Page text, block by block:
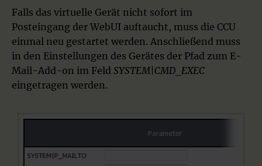
Falls das virtuelle Gerät nicht sofort im
Posteingang der WebUI auftaucht, muss die CCU
einmal neu gestartet werden. Anschließend muss
in den Einstellungen des Gerätes der Pfad zum E-
Mail-Add-on im Feld SYSTEM|CMD_EXEC
eingetragen werden.